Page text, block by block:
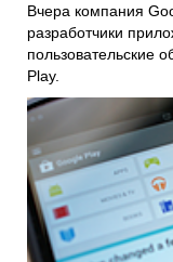
Вчера компания
разработчики
пользовательские
Play.